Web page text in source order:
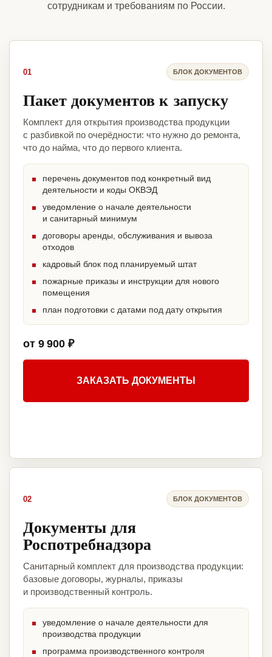
сотрудникам и требованиям по России.
01 БЛОК ДОКУМЕНТОВ
Пакет документов к запуску
Комплект для открытия производства продукции
с разбивкой по очерёдности: что нужно до ремонта,
что до найма, что до первого клиента.
перечень документов под конкретный вид
деятельности и коды ОКВЭД
уведомление о начале деятельности
и санитарный минимум
договоры аренды, обслуживания и вывоза
отходов
кадровый блок под планируемый штат
пожарные приказы и инструкции для нового
помещения
план подготовки с датами под дату открытия
от 9 900 ₽
ЗАКАЗАТЬ ДОКУМЕНТЫ
02 БЛОК ДОКУМЕНТОВ
Документы для
Роспотребнадзора
Санитарный комплект для производства продукции:
базовые договоры, журналы, приказы
и производственный контроль.
уведомление о начале деятельности для
производства продукции
программа производственного контроля